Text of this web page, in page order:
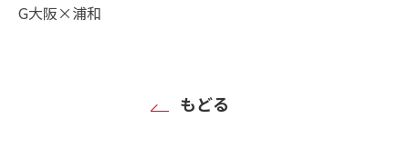
G大阪×浦和
もどる